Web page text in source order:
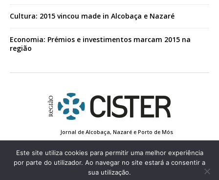
Cultura: 2015 vincou made in Alcobaça e Nazaré
Economia: Prémios e investimentos marcam 2015 na
região
Jornal de Alcobaça, Nazaré e Porto de Mós
Conta de Registo
Edição Impressa
© 2022 Região de Cister - Todos os direitos reservados.
Este site utiliza cookies para permitir uma melhor experiência
por parte do utilizador. Ao navegar no site estará a consentir a
sua utilização.